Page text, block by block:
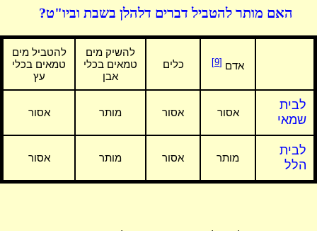
האם מותר להטביל דברים דלהלן בשבת וביו"ט?
אדם [9] כלים
להשיק מים
טמאים בכלי
אבן
להטביל מים
טמאים בכלי
עץ
לבית
שמאי
אסור אסור מותר אסור
לבית
הלל
מותר אסור מותר אסור